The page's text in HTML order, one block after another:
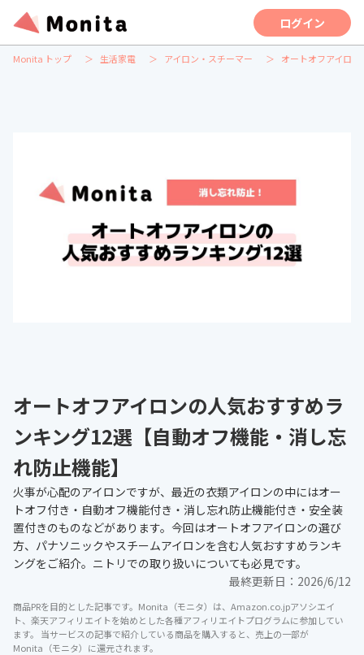
ログイン
Monita トップ 生活家電 アイロン・スチーマー オートオフアイロ
オートオフアイロンの人気おすすめラ
ンキング12選【自動オフ機能・消し忘
れ防止機能】
火事が心配のアイロンですが、最近の衣類アイロンの中にはオー
トオフ付き・自動オフ機能付き・消し忘れ防止機能付き・安全装
置付きのものなどがあります。今回はオートオフアイロンの選び
方、パナソニックやスチームアイロンを含む人気おすすめランキ
ングをご紹介。ニトリでの取り扱いについても必見です。
最終更新日： 2026/6/12
商品PRを目的とした記事です。Monita（モニタ）は、Amazon.co.jpアソシエイ
ト、楽天アフィリエイトを始めとした各種アフィリエイトプログラムに参加してい
ます。 当サービスの記事で紹介している商品を購入すると、売上の一部が
Monita（モニタ）に還元されます。